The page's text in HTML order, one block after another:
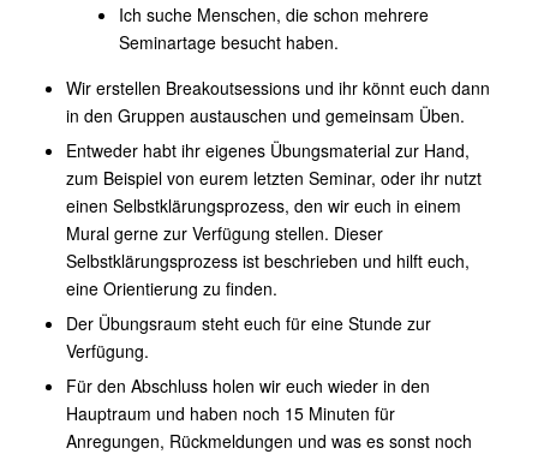
Ich suche Menschen, die schon mehrere
Seminartage besucht haben.
Wir erstellen Breakoutsessions und ihr könnt euch dann
in den Gruppen austauschen und gemeinsam Üben.
Entweder habt ihr eigenes Übungsmaterial zur Hand,
zum Beispiel von eurem letzten Seminar, oder ihr nutzt
einen Selbstklärungsprozess, den wir euch in einem
Mural gerne zur Verfügung stellen. Dieser
Selbstklärungsprozess ist beschrieben und hilft euch,
eine Orientierung zu finden.
Der Übungsraum steht euch für eine Stunde zur
Verfügung.
Für den Abschluss holen wir euch wieder in den
Hauptraum und haben noch 15 Minuten für
Anregungen, Rückmeldungen und was es sonst noch